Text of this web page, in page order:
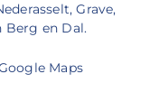
Grave,
Berg en Dal.
Maps